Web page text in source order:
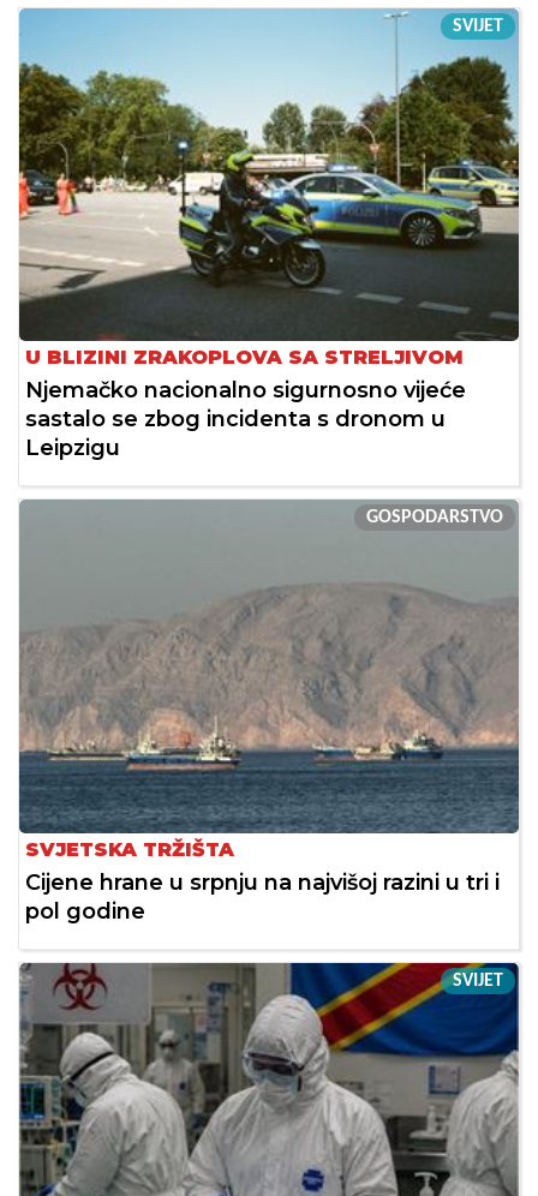
SVIJET
U BLIZINI ZRAKOPLOVA SA STRELJIVOM
Njemačko nacionalno sigurnosno vijeće
sastalo se zbog incidenta s dronom u
Leipzigu
GOSPODARSTVO
SVJETSKA TRŽIŠTA
Cijene hrane u srpnju na najvišoj razini u tri i
pol godine
SVIJET